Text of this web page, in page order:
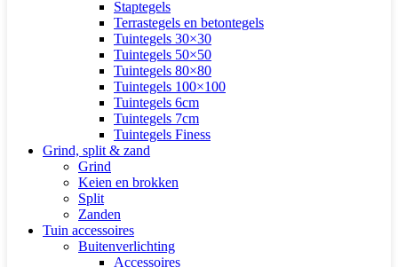
Staptegels
Terrastegels en betontegels
Tuintegels 30×30
Tuintegels 50×50
Tuintegels 80×80
Tuintegels 100×100
Tuintegels 6cm
Tuintegels 7cm
Tuintegels Finess
Grind, split & zand
Grind
Keien en brokken
Split
Zanden
Tuin accessoires
Buitenverlichting
Accessoires